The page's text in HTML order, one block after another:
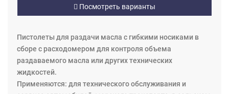
Посмотреть варианты
Пистолеты для раздачи масла с гибкими носиками в
сборе с расходомером для контроля объема
раздаваемого масла или других технических
жидкостей.
Применяются: для технического обслуживания и